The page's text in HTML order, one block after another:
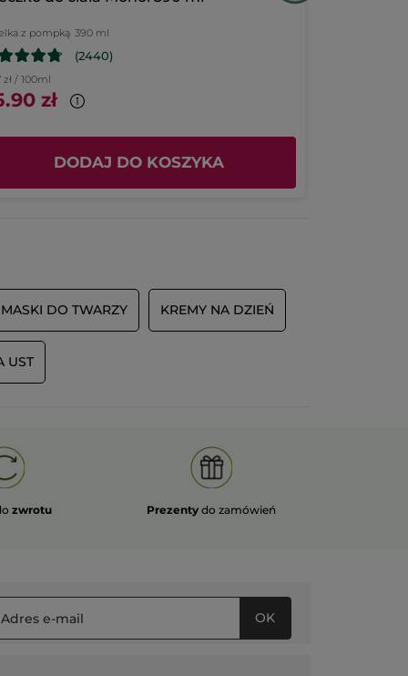
z pompką 390 ml
(2440)
zł / 100ml
zł
DODAJ DO KOSZYKA
MASKI DO TWARZY KREMY NA DZIEŃ
UST
zwrotu Prezenty do zamówień
OK